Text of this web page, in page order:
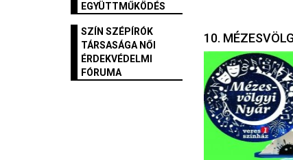
EGYÜTTMŰKÖDÉS
SZÍN SZÉPÍRÓK
TÁRSASÁGA NŐI
ÉRDEKVÉDELMI
FÓRUMA
10.